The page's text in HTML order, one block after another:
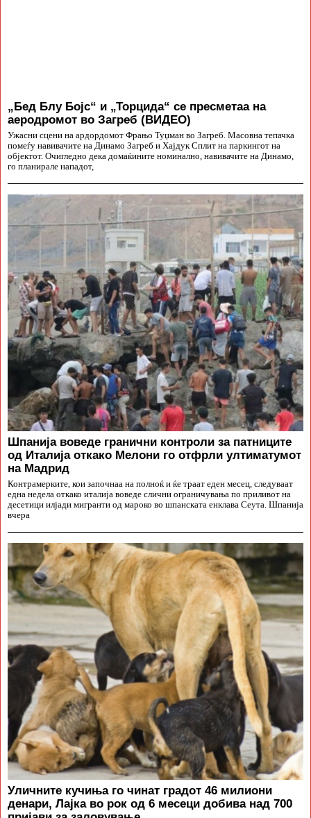
„Бед Блу Бојс“ и „Торцида“ се пресметаа на
аеродромот во Загреб (ВИДЕО)
Ужасни сцени на ардордомот Фрањо Туџман во Загреб. Масовна тепачка
помеѓу навивачите на Динамо Загреб и Хајдук Сплит на паркингот на
објектот. Очигледно дека домаќините номинално, навивачите на Динамо,
го планирале нападот,
Шпанија воведе гранични контроли за патниците
од Италија откако Мелони го отфрли ултиматумот
на Мадрид
Контрамерките, кои започнаа на полноќ и ќе траат еден месец, следуваат
една недела откако италија воведе слични ограничувања по приливот на
десетици илјади мигранти од мароко во шпанската енклава Сеута. Шпанија
вчера
Уличните кучиња го чинат градот 46 милиони
денари, Лајка во рок од 6 месеци добива над 700